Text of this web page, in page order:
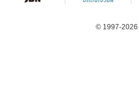
© 1997-2026